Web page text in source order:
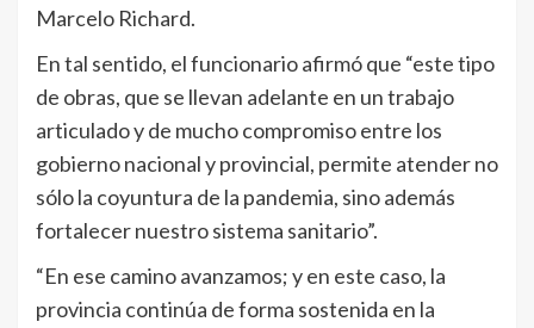
Marcelo Richard.
En tal sentido, el funcionario afirmó que “este tipo
de obras, que se llevan adelante en un trabajo
articulado y de mucho compromiso entre los
gobierno nacional y provincial, permite atender no
sólo la coyuntura de la pandemia, sino además
fortalecer nuestro sistema sanitario”.
“En ese camino avanzamos; y en este caso, la
provincia continúa de forma sostenida en la